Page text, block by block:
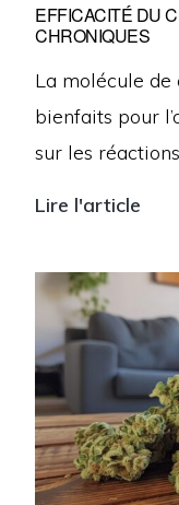
?
EFFICACITÉ DU
CHRONIQUES
La molécule
bienfaits pour
sur les
Lire l'article
les